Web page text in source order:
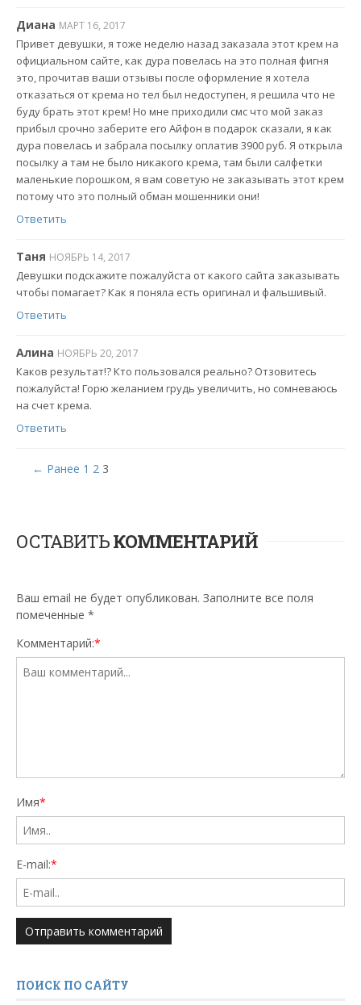
Диана МАРТ 16, 2017
Привет девушки, я тоже неделю назад заказала этот крем на
официальном сайте, как дура повелась на это полная фигня
это, прочитав ваши отзывы после оформление я хотела
отказаться от крема но тел был недоступен, я решила что не
буду брать этот крем! Но мне приходили смс что мой заказ
прибыл срочно заберите его Айфон в подарок сказали, я как
дура повелась и забрала посылку оплатив 3900 руб. Я открыла
посылку а там не было никакого крема, там были салфетки
маленькие порошком, я вам советую не заказывать этот крем
потому что это полный обман мошенники они!
Ответить
Таня НОЯБРЬ 14, 2017
Девушки подскажите пожалуйста от какого сайта заказывать
чтобы помагает? Как я поняла есть оригинал и фальшивый.
Ответить
Алина НОЯБРЬ 20, 2017
Каков результат!? Кто пользовался реально? Отзовитесь
пожалуйста! Горю желанием грудь увеличить, но сомневаюсь
на счет крема.
Ответить
← Ранее 1 2 3
ОСТАВИТЬКОММЕНТАРИЙ
Ваш email не будет опубликован. Заполните все поля
помеченные *
Комментарий:*
Имя*
E-mail:*
ПОИСК ПО САЙТУ